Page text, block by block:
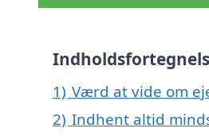
1) Værd at vide om
2) Indhent altid